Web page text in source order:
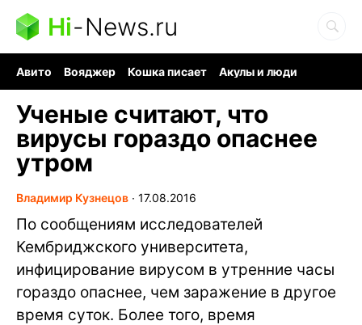
Hi-News.ru
Авито Вояджер Кошка писает
Акулы и люди
Ученые считают, что
вирусы гораздо опаснее
утром
Владимир Кузнецов ∙ 17.08.2016
По сообщениям исследователей
Кембриджского университета,
инфицирование вирусом в утренние часы
гораздо опаснее, чем заражение в другое
время суток. Более того, время